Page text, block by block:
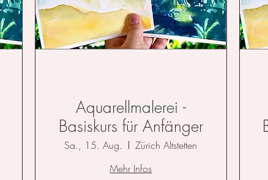
Aquarellmalerei -
Basiskurs für Anfänger
Sa., 15. Aug.
Zürich Altstetten
Mehr Infos